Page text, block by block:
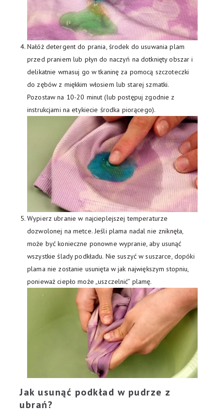
Nałóż detergent do prania, środek do usuwania plam
przed praniem lub płyn do naczyń na dotknięty obszar i
delikatnie wmasuj go w tkaninę za pomocą szczoteczki
do zębów z miękkim włosiem lub starej szmatki.
Pozostaw na 10-20 minut (lub postępuj zgodnie z
instrukcjami na etykiecie środka piorącego).
Wypierz ubranie w najcieplejszej temperaturze
dozwolonej na metce. Jeśli plama nadal nie zniknęła,
może być konieczne ponowne wypranie, aby usunąć
wszystkie ślady podkładu. Nie suszyć w suszarce, dopóki
plama nie zostanie usunięta w jak największym stopniu,
ponieważ ciepło może „uszczelnić” plamę.
Jak usunąć podkład w pudrze z
ubrań?